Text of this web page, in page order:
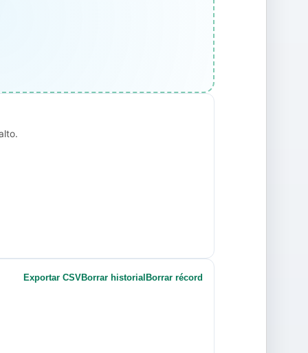
Exportar CSVBorrar historial Borrar récord